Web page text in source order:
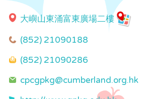
大嶼山東涌富東廣場二樓
(852) 21090188
(852) 21090286
cpcgpkg@cumberland.org.hk